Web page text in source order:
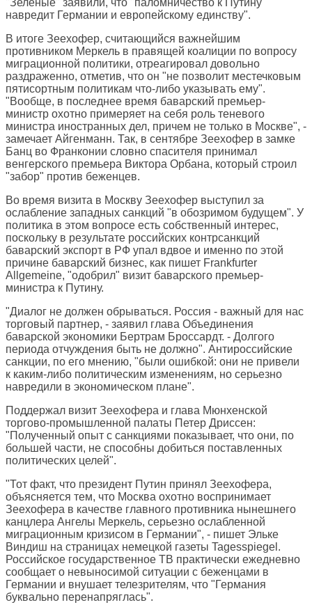
"Зеленые" заявили, что "паломничество к Путину
навредит Германии и европейскому единству".
В итоге Зеехофер, считающийся важнейшим
противником Меркель в правящей коалиции по вопросу
миграционной политики, отреагировал довольно
раздраженно, отметив, что он "не позволит местечковым
пятисортным политикам что-либо указывать ему".
"Вообще, в последнее время баварский премьер-
министр охотно примеряет на себя роль теневого
министра иностранных дел, причем не только в Москве", -
замечает Айгенманн. Так, в сентябре Зеехофер в замке
Банц во Франконии словно спасителя принимал
венгерского премьера Виктора Орбана, который строил
"забор" против беженцев.
Во время визита в Москву Зеехофер выступил за
ослабление западных санкций "в обозримом будущем". У
политика в этом вопросе есть собственный интерес,
поскольку в результате российских контрсанкций
баварский экспорт в РФ упал вдвое и именно по этой
причине баварский бизнес, как пишет Frankfurter
Allgemeine, "одобрил" визит баварского премьер-
министра к Путину.
"Диалог не должен обрываться. Россия - важный для нас
торговый партнер, - заявил глава Объединения
баварской экономики Бертрам Броссардт. - Долгого
периода отчуждения быть не должно". Антироссийские
санкции, по его мнению, "были ошибкой: они не привели
к каким-либо политическим изменениям, но серьезно
навредили в экономическом плане".
Поддержал визит Зеехофера и глава Мюнхенской
торгово-промышленной палаты Петер Дриссен:
"Полученный опыт с санкциями показывает, что они, по
большей части, не способны добиться поставленных
политических целей".
"Тот факт, что президент Путин принял Зеехофера,
объясняется тем, что Москва охотно воспринимает
Зеехофера в качестве главного противника нынешнего
канцлера Ангелы Меркель, серьезно ослабленной
миграционным кризисом в Германии", - пишет Эльке
Виндиш на страницах немецкой газеты Tagesspiegel .
Российское государственное ТВ практически ежедневно
сообщает о невыносимой ситуации с беженцами в
Германии и внушает телезрителям, что "Германия
буквально перенапряглась".